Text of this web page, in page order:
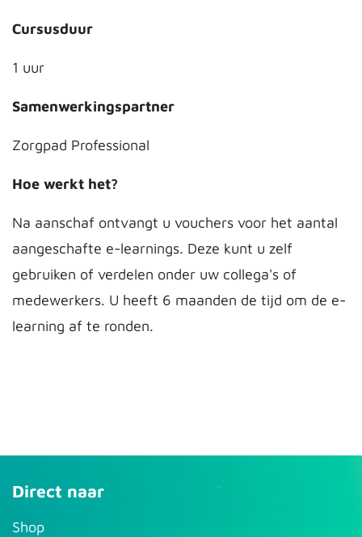
Cursusduur
1 uur
Samenwerkingspartner
Zorgpad Professional
Hoe werkt het?
Na aanschaf ontvangt u vouchers voor het aantal
aangeschafte e-learnings. Deze kunt u zelf
gebruiken of verdelen onder uw collega's of
medewerkers. U heeft 6 maanden de tijd om de e-
learning af te ronden.
Direct naar
S​hop